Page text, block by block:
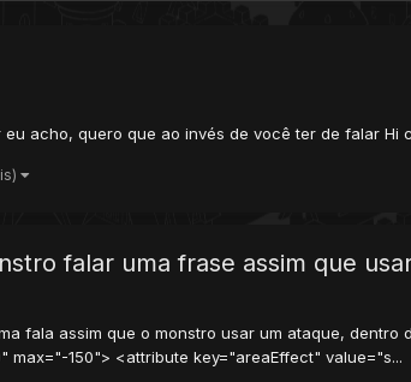
acho, quero que ao invés de você ter de falar
falar uma frase assim que
fala assim que o monstro usar um ataque,
150"> <attribute key="areaEffect" value="s...